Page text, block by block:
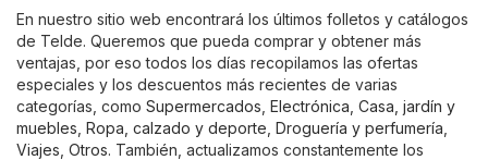
En nuestro sitio web encontrará los últimos folletos y catálogos
de Telde. Queremos que pueda comprar y obtener más
ventajas, por eso todos los días recopilamos las ofertas
especiales y los descuentos más recientes de varias
categorías, como Supermercados Electrónica Casa, jardín y
muebles Ropa, calzado y deporte Droguería y perfumería
Viajes Otros. También, actualizamos constantemente los